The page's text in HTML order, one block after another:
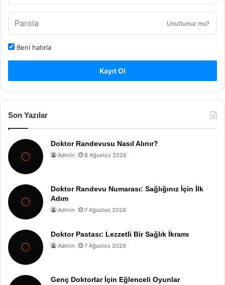
Unuttunuz mu?
Beni hatırla
Kayıt Ol
Son Yazılar
Doktor Randevusu Nasıl Alınır?
Admin 8 Ağustos 2026
Doktor Randevu Numarası: Sağlığınız İçin İlk
Adım
Admin 7 Ağustos 2026
Doktor Pastası: Lezzetli Bir Sağlık İkramı
Admin 7 Ağustos 2026
Genç Doktorlar İçin Eğlenceli Oyunlar